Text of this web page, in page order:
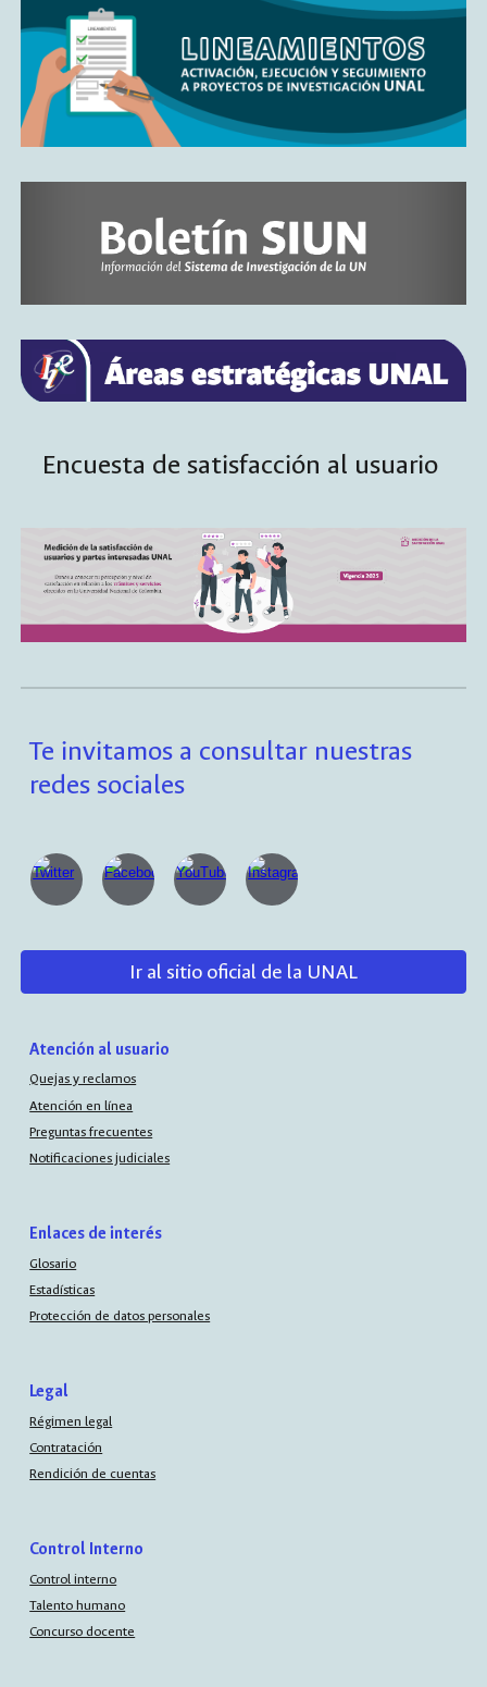
Encuesta de satisfacción al usuario
Te invitamos a consultar nuestras
redes sociales
Ir al sitio oficial de la UNAL
Atención al usuario
Quejas y reclamos
Atención en línea
Preguntas frecuentes
Notificaciones judiciales
Enlaces de interés
Glosario
Estadísticas
Protección de datos personales
Legal
Régimen legal
Contratación
Rendición de cuentas
Control Interno
Control interno
Talento humano
Concurso docente